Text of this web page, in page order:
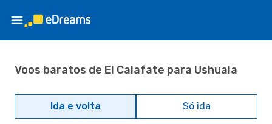
Voos baratos de El Calafate para Ushuaia
Ida e volta Só ida